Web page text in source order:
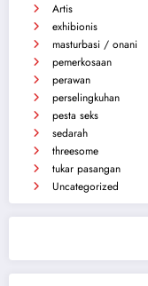
Artis
exhibionis
masturbasi / onani
pemerkosaan
perawan
perselingkuhan
pesta seks
sedarah
threesome
tukar pasangan
Uncategorized